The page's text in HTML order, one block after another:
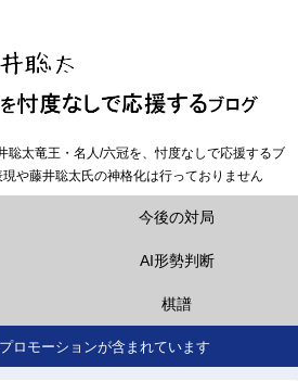
聡太竜王・名人/六冠を、忖度なしで応援するブ
や藤井聡太氏の神格化は行っておりません
今後の対局
AI形勢判断
棋譜
ロモーションが含まれています